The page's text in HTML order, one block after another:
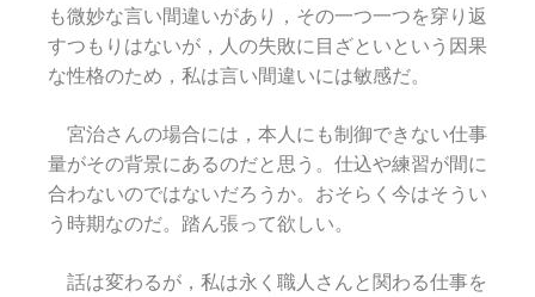
も微妙な言い間違いがあり，その一つ一つを穿り返
すつもりはないが，人の失敗に目ざといという因果
な性格のため，私は言い間違いには敏感だ。
宮治さんの場合には，本人にも制御できない仕事
量がその背景にあるのだと思う。仕込や練習が間に
合わないのではないだろうか。おそらく今はそうい
う時期なのだ。踏ん張って欲しい。
話は変わるが，私は永く職人さんと関わる仕事を